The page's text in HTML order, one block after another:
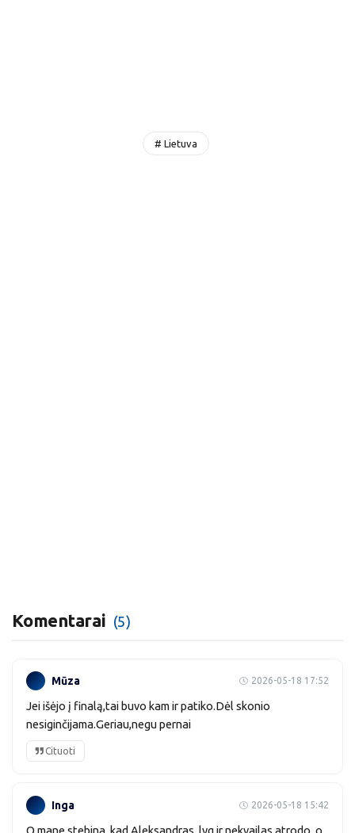
# Lietuva
Komentarai (5)
Mūza 2026-05-18 17:52
Jei išėjo į finalą,tai buvo kam ir patiko.Dėl skonio
nesiginčijama.Geriau,negu pernai
Cituoti
Inga 2026-05-18 15:42
O mane stebina, kad Aleksandras, lyg ir nekvailas atrodo, o